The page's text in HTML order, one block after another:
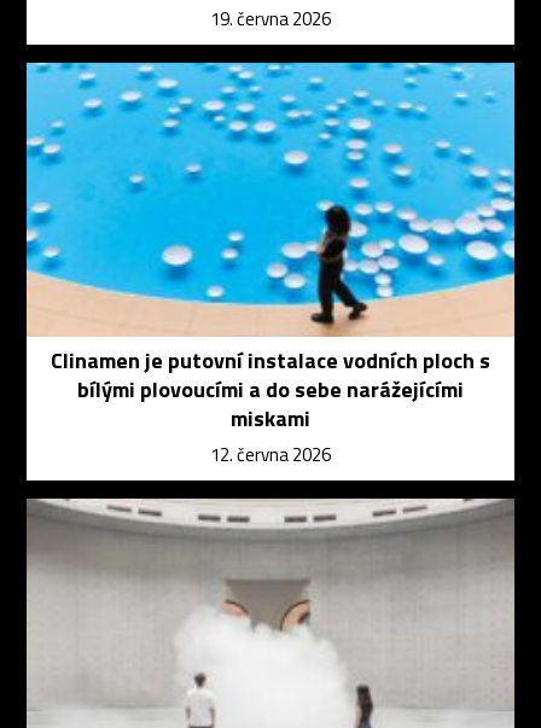
19. června 2026
Clinamen je putovní instalace vodních ploch s
bílými plovoucími a do sebe narážejícími
miskami
12. června 2026